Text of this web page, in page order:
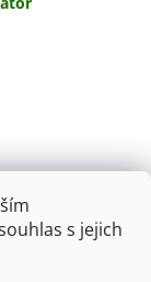
s jejich